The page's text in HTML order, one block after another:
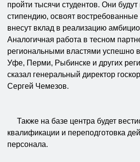
пройти тысячи студентов. Они
стипендию, освоят востребованные
внесут вклад в реализацию
Аналогичная работа в тесном
региональными властями успешно
Уфе, Перми, Рыбинске и других
сказал генеральный директор
Сергей Чемезов.
Также на базе центра будет
квалификации и переподготовка
персонала.